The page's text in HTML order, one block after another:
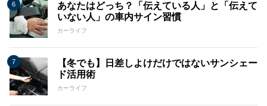
あなたはどっち？「伝えている人」と「伝えて
いない人」の車内サイン習慣
カーライフ
【冬でも】日差しよけだけではないサンシェー
ド活用術
カーライフ